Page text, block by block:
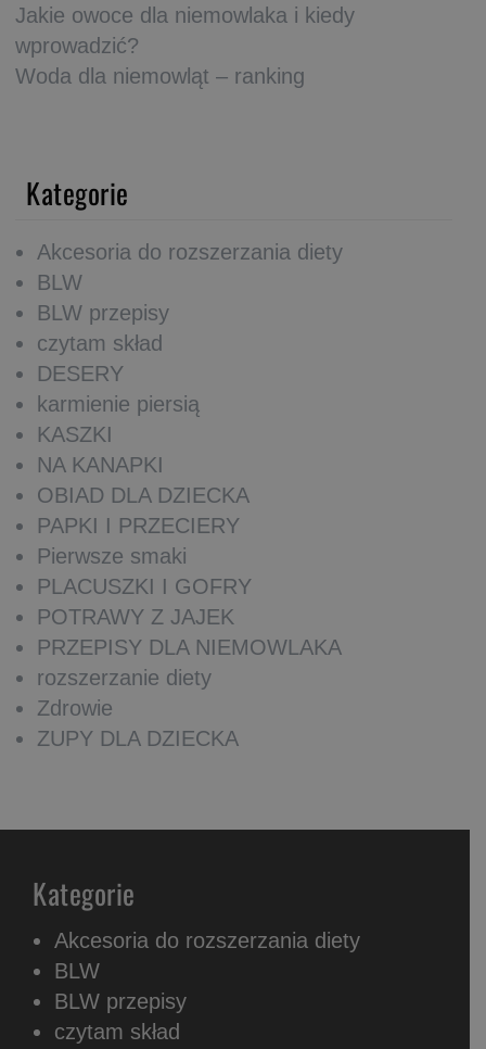
Jakie owoce dla niemowlaka i kiedy
wprowadzić?
Woda dla niemowląt – ranking
Kategorie
Akcesoria do rozszerzania diety
BLW
BLW przepisy
czytam skład
DESERY
karmienie piersią
KASZKI
NA KANAPKI
OBIAD DLA DZIECKA
PAPKI I PRZECIERY
Pierwsze smaki
PLACUSZKI I GOFRY
POTRAWY Z JAJEK
PRZEPISY DLA NIEMOWLAKA
rozszerzanie diety
Zdrowie
ZUPY DLA DZIECKA
Kategorie
Akcesoria do rozszerzania diety
BLW
BLW przepisy
czytam skład